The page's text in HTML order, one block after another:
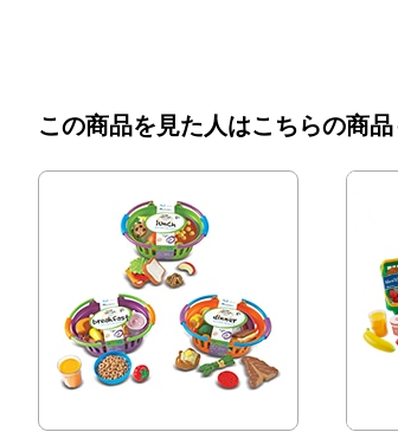
この商品を見た人はこちらの商